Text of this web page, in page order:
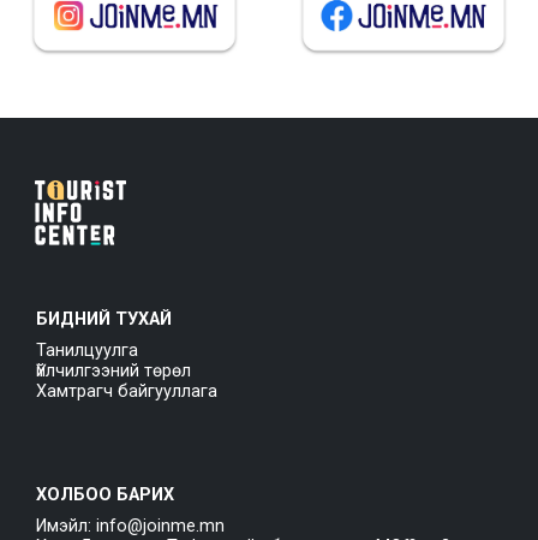
БИДНИЙ ТУХАЙ
Танилцуулга
Үйлчилгээний төрөл
Хамтрагч байгууллага
ХОЛБОО БАРИХ
Имэйл: info@joinme.mn